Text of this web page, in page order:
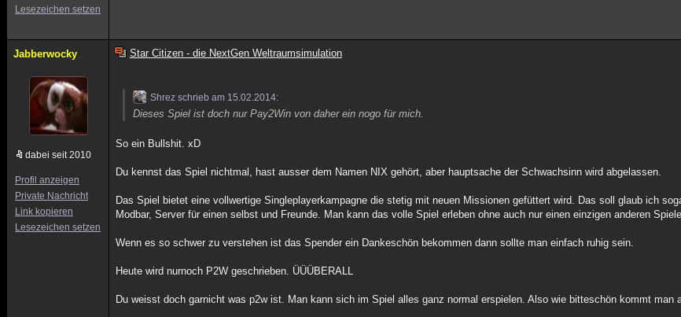
Lesezeichen setzen
Jabberwocky
dabei seit 2010
Profil anzeigen
Private Nachricht
Link kopieren
Lesezeichen setzen
Star Citizen - die NextGen Weltraumsimulation
Shrez schrieb am 15.02.2014:
Dieses Spiel ist doch nur Pay2Win von daher ein nogo für mich.
So ein Bullshit. xD
Du kennst das Spiel nichtmal, hast ausser dem Namen NIX gehört, aber hauptsache der Schwachsinn wird abgelassen.
Das Spiel bietet eine vollwertige Singleplayerkampagne die stetig mit neuen Missionen gefüttert wird. Das soll glaub ich
Modbar, Server für einen selbst und Freunde. Man kann das volle Spiel erleben ohne auch nur einen einzigen anderen
Wenn es so schwer zu verstehen ist das Spender ein Dankeschön bekommen dann sollte man einfach ruhig sein.
Heute wird nurnoch P2W geschrieben. ÜÜÜBERALL
Du weisst doch garnicht was p2w ist. Man kann sich im Spiel alles ganz normal erspielen. Also wie bitteschön kommt man